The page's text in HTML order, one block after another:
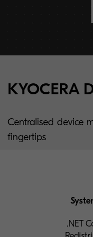
KYOCERA
Centralised device
fingertips
.NET